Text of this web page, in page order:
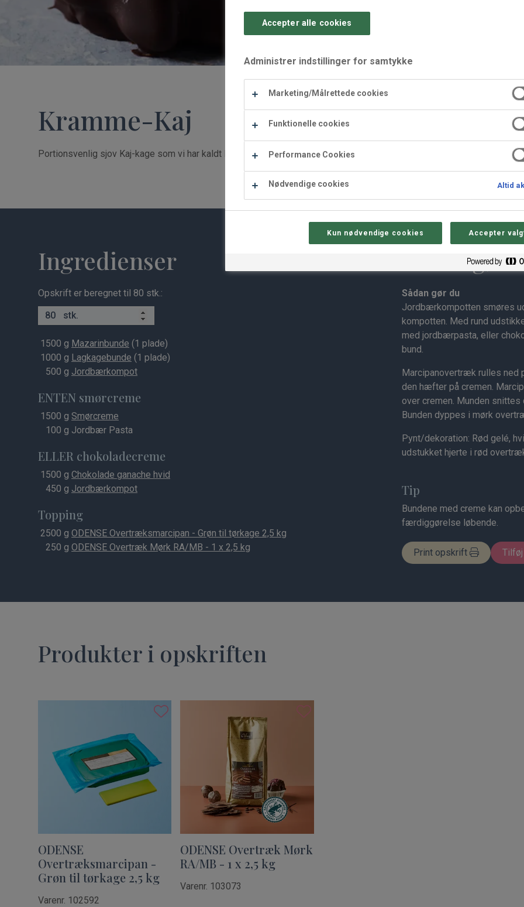
Kramme-Kaj
Portionsvenlig sjov Kaj-kage som vi har kaldt Kramme-Kaj. Lav den enten med smørcreme eller chokoladecreme.
Ingredienser
Opskrift er beregnet til 80 stk.:
stk.
1500 g Mazarinbunde (1 plade)
1000 g Lagkagebunde (1 plade)
500 g Jordbærkompot
ENTEN smørcreme
1500 g Smørcreme
100 g Jordbær Pasta
ELLER chokoladecreme
1500 g Chokolade ganache hvid
450 g Jordbærkompot
Topping
2500 g ODENSE Overtræksmarcipan - Grøn til tørkage 2,5 kg
250 g ODENSE Overtræk Mørk RA/MB - 1 x 2,5 kg
Sådan gør
Sådan gør du
Jordbærkompotten smøres
kompotten. Med rund
med jordbærpasta, eller
bund.
Marcipanovertræk rulles ned
den hæfter på cremen.
over cremen. Munden
Bunden dyppes i mørk
Pynt/dekoration: Rød gelé,
udstukket hjerte i rød
Tip
Bundene med creme kan
færdiggørelse løbende.
Print opskrift
Produkter i opskriften
ODENSE
Overtræksmarcipan -
Grøn til tørkage 2,5 kg
Varenr. 102592
ODENSE Overtræk Mørk
RA/MB - 1 x 2,5 kg
Varenr. 103073
Accepter alle cookies
Administrer indstillinger for samtykke
Marketing/Målrettede cookies
Funktionelle cookies
Performance Cookies
Nødvendige cookies Altid
Kun nødvendige cookies Accepter